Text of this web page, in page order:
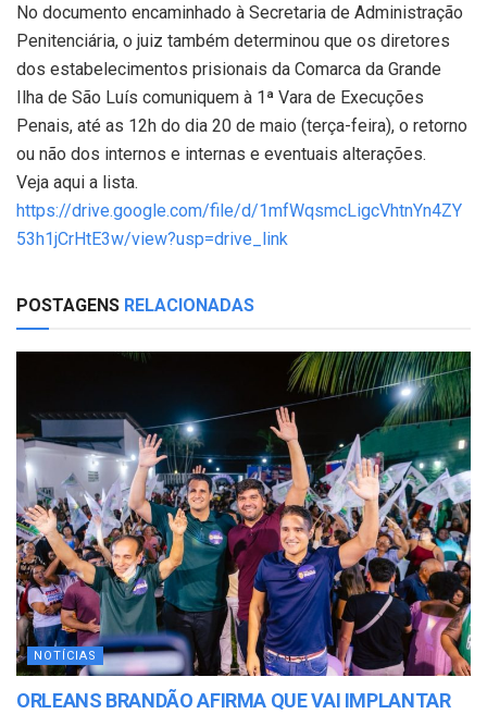
No documento encaminhado à Secretaria de Administração
Penitenciária, o juiz também determinou que os diretores
dos estabelecimentos prisionais da Comarca da Grande
Ilha de São Luís comuniquem à 1ª Vara de Execuções
Penais, até as 12h do dia 20 de maio (terça-feira), o retorno
ou não dos internos e internas e eventuais alterações.
Veja aqui a lista.
https://drive.google.com/file/d/1mfWqsmcLigcVhtnYn4ZY
53h1jCrHtE3w/view?usp=drive_link
POSTAGENS RELACIONADAS
NOTÍCIAS
ORLEANS BRANDÃO AFIRMA QUE VAI IMPLANTAR